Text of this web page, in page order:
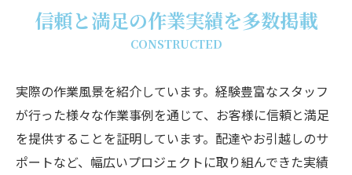
信頼と満足の作業実績を多数掲載
CONSTRUCTED
実際の作業風景を紹介しています。経験豊富なスタッフ
が行った様々な作業事例を通じて、お客様に信頼と満足
を提供することを証明しています。配達やお引越しのサ
ポートなど、幅広いプロジェクトに取り組んできた実績